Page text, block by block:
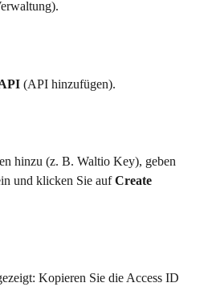
(API hinzufügen).
hinzu (z. B. Waltio Key), geben
und klicken Sie auf Create
Kopieren Sie die Access ID